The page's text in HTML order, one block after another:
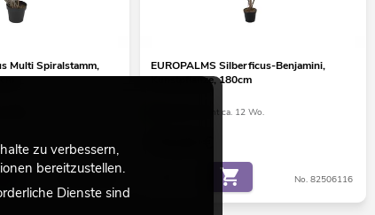
Multi Spiralstamm,
EUROPALMS Silberficus-Benjamini,
Kunstpflanze, 180cm
Bestand reicht ca. 12 Wo.
No. 82506116
zu verbessern,
bereitzustellen.
Dienste sind